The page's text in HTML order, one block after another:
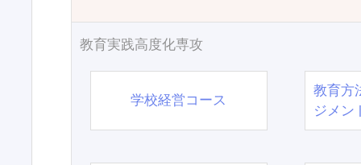
教育実践高度化専攻
学校経営コース
教育方
ジメン